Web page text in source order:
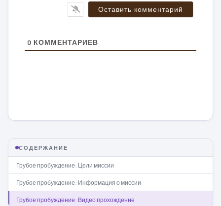
0 КОММЕНТАРИЕВ
СОДЕРЖАНИЕ
Грубое пробуждение: Цели миссии
Грубое пробуждение: Информация о миссии
Грубое пробуждение: Видео прохождение